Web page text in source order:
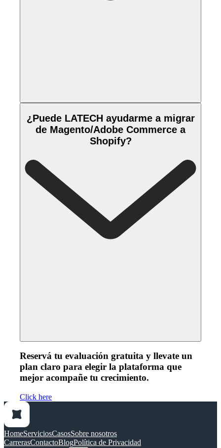
¿Puede LATECH ayudarme a migrar
de Magento/Adobe Commerce a
Shopify?
Reservá tu evaluación gratuita y llevate un
plan claro para elegir la plataforma que
mejor acompañe tu crecimiento.
Click here
HomeServiciosCasosSobre nosotros
CarrerasContactoBlogPolítica de Privacidad